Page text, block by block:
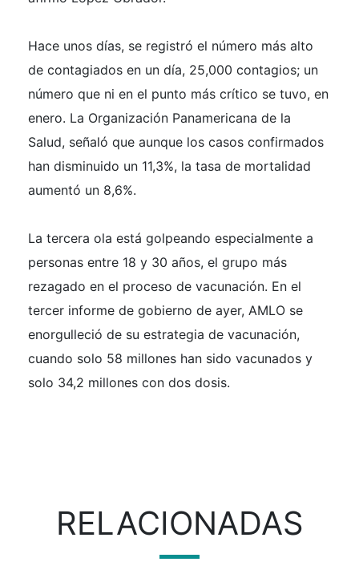
Hace unos días, se registró el número más alto
de contagiados en un día, 25,000 contagios; un
número que ni en el punto más crítico se tuvo, en
enero. La Organización Panamericana de la
Salud, señaló que aunque los casos confirmados
han disminuido un 11,3%, la tasa de mortalidad
aumentó un 8,6%.
La tercera ola está golpeando especialmente a
personas entre 18 y 30 años, el grupo más
rezagado en el proceso de vacunación. En el
tercer informe de gobierno de ayer, AMLO se
enorgulleció de su estrategia de vacunación,
cuando solo 58 millones han sido vacunados y
solo 34,2 millones con dos dosis.
RELACIONADAS